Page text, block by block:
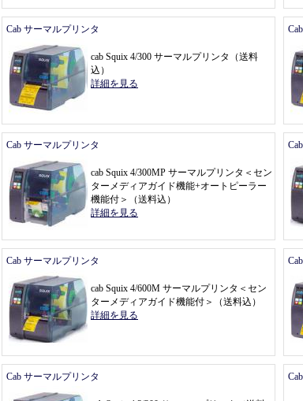
Cab サーマルプリンタ
cab Squix 4/300 サーマルプリンタ （送料
込 ）
詳細を見る
Cab サーマルプリンタ
cab Squix 4/300MP サーマルプリンタ ＜ セン
ターメディアガイド機能+オートピーラー
機能付 ＞（送料込 ）
詳細を見る
Cab サーマルプリンタ
cab Squix 4/600M サーマルプリンタ ＜ セン
ターメディアガイド機能付 ＞（送料込 ）
詳細を見る
Cab サーマルプリンタ